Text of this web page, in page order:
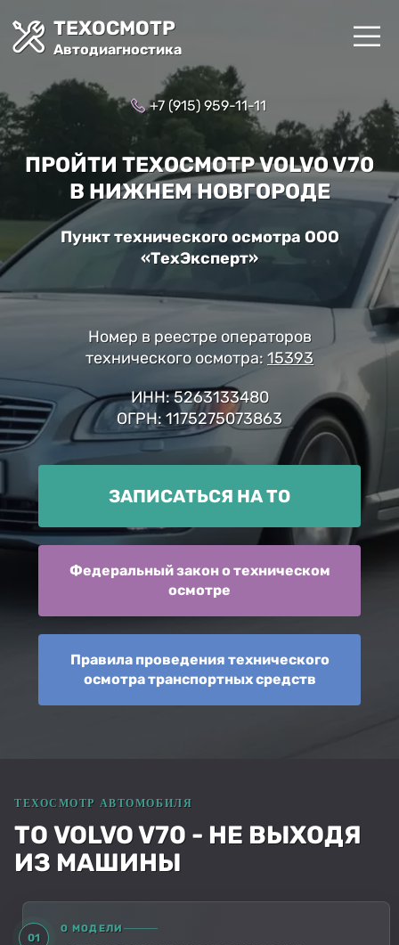
ТЕХОСМОТР
Автодиагностика
+7 (915) 959-11-11
ПРОЙТИ ТЕХОСМОТР VOLVO V70
В НИЖНЕМ НОВГОРОДЕ
Пункт технического осмотра ООО
«ТехЭксперт»
Номер в реестре операторов
технического осмотра: 15393
ИНН: 5263133480
ОГРН: 1175275073863
ЗАПИСАТЬСЯ НА ТО
Федеральный закон о техническом
осмотре
Правила проведения технического
осмотра транспортных средств
ТО VOLVO V70 - НЕ ВЫХОДЯ
ИЗ МАШИНЫ
01
О МОДЕЛИ